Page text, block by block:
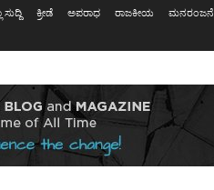
ಸುದ್ದಿ ಕ್ರೀಡೆ ಅಪರಾಧ ರಾಜಕೀಯ ಮನರಂಜನೆ